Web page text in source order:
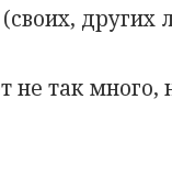
других
не так много,